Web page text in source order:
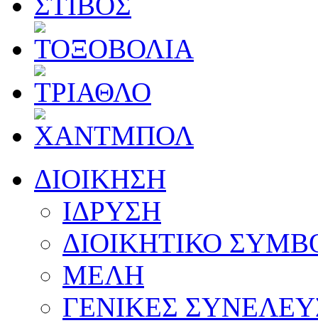
ΔΙΟΙΚΗΣΗ
ΙΔΡΥΣΗ
ΔΙΟΙΚΗΤΙΚΟ
ΜΕΛΗ
ΓΕΝΙΚΕΣ